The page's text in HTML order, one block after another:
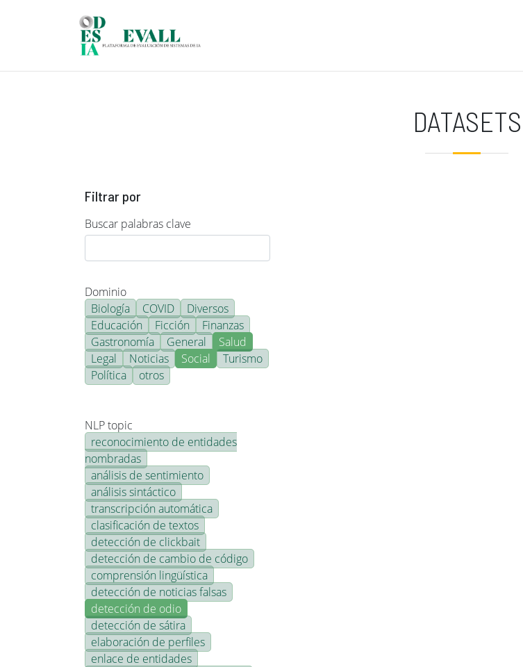
DATASETS
Filtrar por
Buscar palabras clave
Dominio
Biología
COVID
Diversos
Educación
Ficción
Finanzas
Gastronomía
General
Salud
Legal
Noticias Social
Turismo
Política
otros
NLP topic
reconocimiento de entidades
nombradas
análisis de sentimiento
análisis sintáctico
transcripción automática
clasificación de textos
detección de clickbait
detección de cambio de código
comprensión lingüística
detección de noticias falsas
detección de odio
detección de sátira
elaboración de perfiles
enlace de entidades